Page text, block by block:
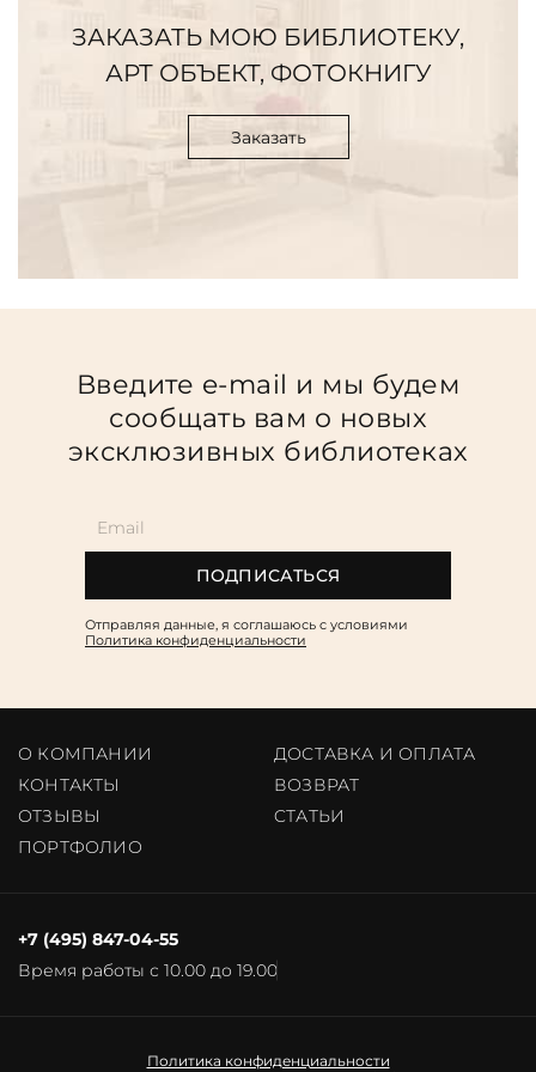
ЗАКАЗАТЬ МОЮ БИБЛИОТЕКУ,
АРТ ОБЪЕКТ, ФОТОКНИГУ
Заказать
Введите e-mail и мы будем
сообщать вам о новых
эксклюзивных библиотеках
ПОДПИСАТЬСЯ
Отправляя данные, я соглашаюсь c условиями
Политика конфиденциальности
О КОМПАНИИ
ДОСТАВКА И ОПЛАТА
КОНТАКТЫ
ВОЗВРАТ
ОТЗЫВЫ
CТАТЬИ
ПОРТФОЛИО
Время работы с 10.00 до 19.00
+7 (495) 847-04-55
Политика конфиденциальности